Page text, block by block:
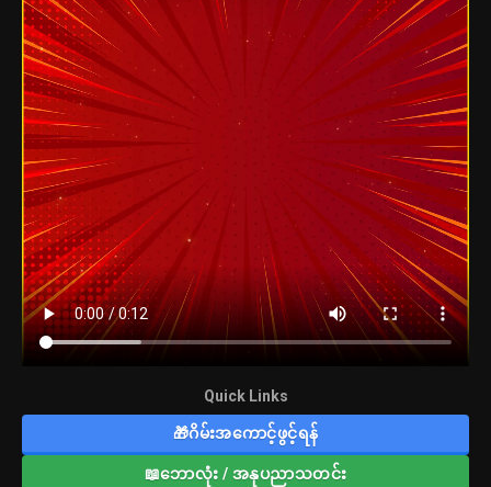
Quick Links
🎁ဂိမ်းအကောင့်ဖွင့်ရန်
📖ဘောလုံး / အနုပညာသတင်း